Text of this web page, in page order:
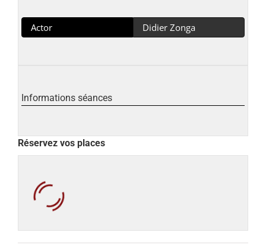
Actor Didier Zonga
Informations séances
Réservez vos places